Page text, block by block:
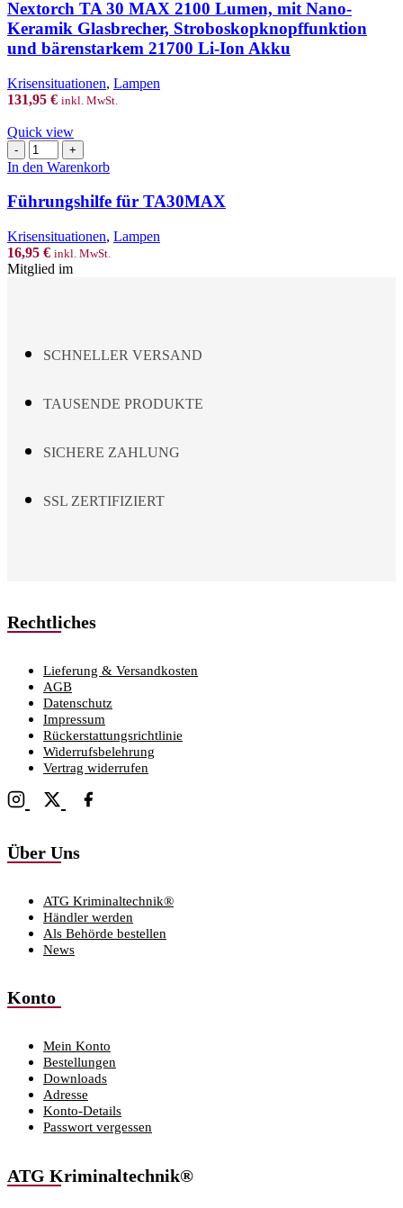
2100
Lumen,
mit
Keramik
Glasbrecher,
und
bärenstarkem
21700
Ion
Akku
Menge
Nextorch TA 30 MAX 2100 Lumen, mit Nano-
Keramik Glasbrecher, Stroboskopknopffunktion
und bärenstarkem 21700 Li-Ion Akku
Krisensituationen, Lampen
131,95 € inkl. MwSt.
Quick view
Führungshilfe
für
Menge
In den Warenkorb
Führungshilfe für TA30MAX
Krisensituationen, Lampen
16,95 € inkl. MwSt.
Mitglied im
SCHNELLER VERSAND
TAUSENDE PRODUKTE
SICHERE ZAHLUNG
SSL ZERTIFIZIERT
Rechtliches
Lieferung & Versandkosten
AGB
Datenschutz
Impressum
Rückerstattungsrichtlinie
Widerrufsbelehrung
Vertrag widerrufen
Über Uns
ATG Kriminaltechnik®
Händler werden
Als Behörde bestellen
News
Konto
Mein Konto
Bestellungen
Downloads
Adresse
Konto-Details
Passwort vergessen
ATG Kriminaltechnik®